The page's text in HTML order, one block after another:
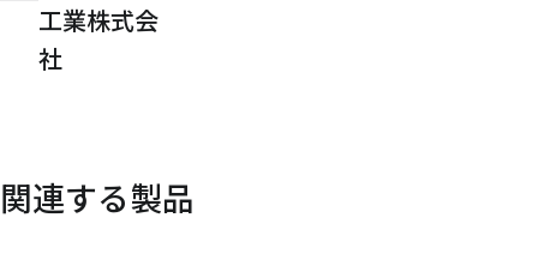
工業株式会
社
関連する製品